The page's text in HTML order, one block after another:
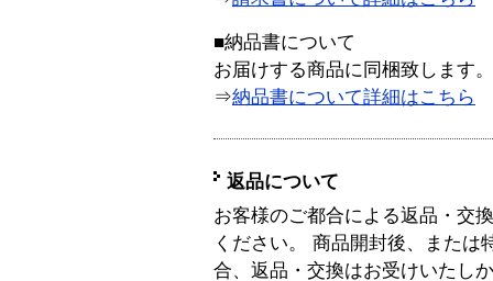
■納品書について
お届けする商品に同梱致します。
⇒納品書について詳細はこちら
返品について
お客様のご都合による返品・交
ください。 商品開封後、または
合、返品・交換はお受けいたし